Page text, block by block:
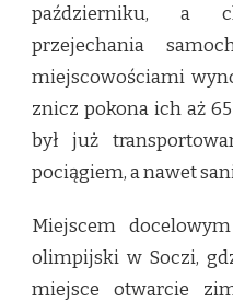
październiku, a
przejechania
miejscowościami
znicz pokona ich aż
był już
pociągiem, a nawet
Miejscem
olimpijski w Soczi,
miejsce otwarcie